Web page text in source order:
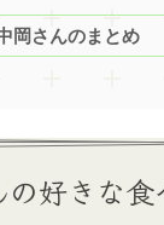
岡さんのまとめ
好きな